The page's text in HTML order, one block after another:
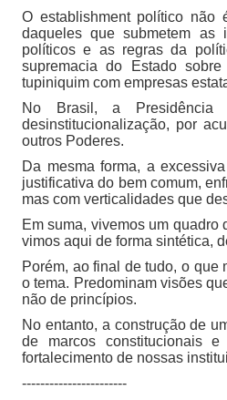
O establishment político não
daqueles que submetem as
políticos e as regras da
supremacia do Estado
tupiniquim com empresas
No Brasil, a Presidência
desinstitucionalização, por
outros Poderes.
Da mesma forma, a
justificativa do bem comum,
mas com verticalidades que
Em suma, vivemos um
vimos aqui de forma sintética,
Porém, ao final de tudo, o que
o tema. Predominam visões
não de princípios.
No entanto, a construção de
de marcos constitucionais
fortalecimento de nossas
-----------------------